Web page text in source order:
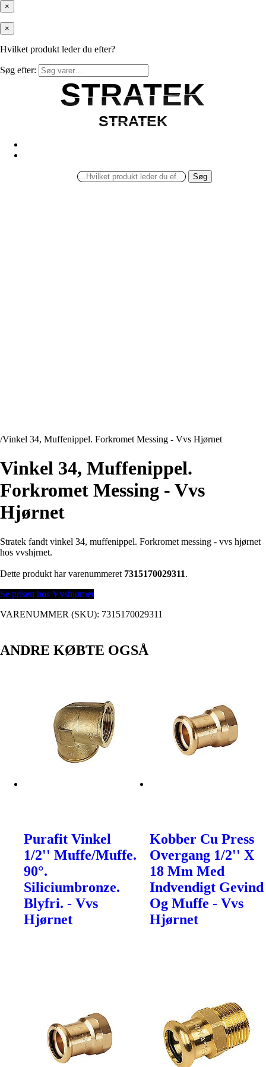
×
×
Hvilket produkt leder du efter?
Søg efter:
STRATEK
STRATEK
STRATEK
STRATEK
Søg
/Vinkel 34, Muffenippel. Forkromet Messing - Vvs Hjørnet
Vinkel 34, Muffenippel.
Forkromet Messing - Vvs
Hjørnet
Stratek fandt vinkel 34, muffenippel. Forkromet messing - vvs hjørnet
hos vvshjrnet.
Dette produkt har varenummeret 7315170029311.
Se prisen hos Vvshjørnet
VARENUMMER (SKU): 7315170029311
ANDRE KØBTE OGSÅ
Purafit Vinkel
1/2'' Muffe/Muffe.
90°.
Siliciumbronze.
Blyfri. - Vvs
Hjørnet
Kobber Cu Press
Overgang 1/2'' X
18 Mm Med
Indvendigt Gevind
Og Muffe - Vvs
Hjørnet